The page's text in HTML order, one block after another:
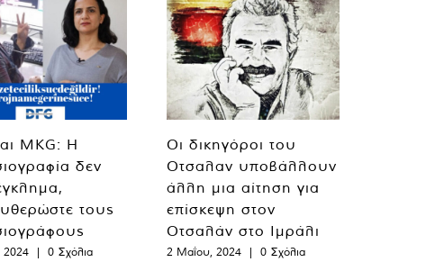
MKG: Η
δεν
τους
2024 | 0 Σχόλια
Οι δικηγόροι του
Οτσαλαν υποβάλλουν
άλλη μια αίτηση για
επίσκεψη στον
Οτσαλάν στο Ιμράλι
2 Μαΐου, 2024 | 0 Σχόλια